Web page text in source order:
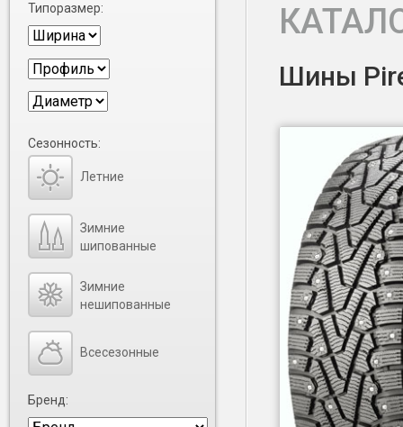
Шины
Типоразмер:
Сезонность:
Летние
Зимние
шипованные
Зимние
нешипованные
Всесезонные
Бренд: